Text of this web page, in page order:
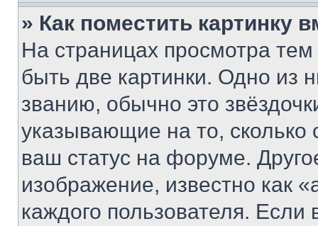
» Как поместить картинку
На страницах просмотра
быть две картинки. Одно из
званию, обычно это
указывающие на то,
ваш статус на форуме.
изображение, известно как
каждого пользователя.